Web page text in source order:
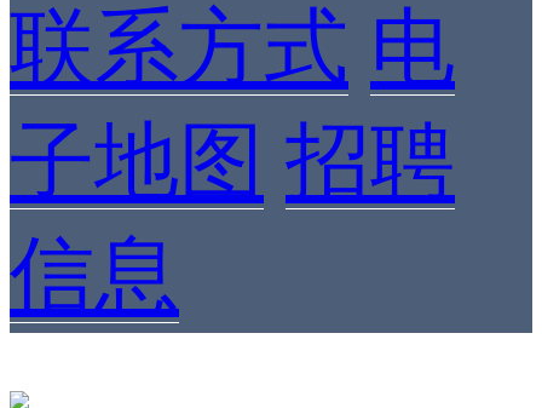
联系方式 电
子地图 招聘
信息